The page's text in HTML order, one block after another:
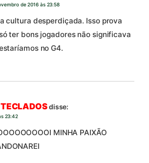
de 2016 às 23:58
cultura desperdiçada. Isso prova
ter bons jogadores não significava
no G4.
disse:
23:42
MINHA PAIXÃO